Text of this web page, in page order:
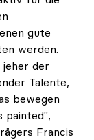
gute
werden.
der
Talente,
bewegen
painted",
Francis